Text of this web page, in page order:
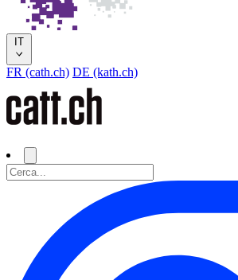
IT
FR (cath.ch) DE (kath.ch)